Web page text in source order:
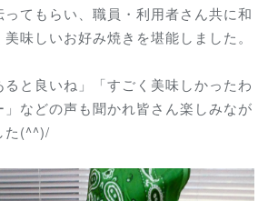
てもらい、職員・利用者さん共に和
味しいお好み焼きを堪能しました。
ると良いね」「すごく美味しかったわ
などの声も聞かれ皆さん楽しみなが
た(^^)/